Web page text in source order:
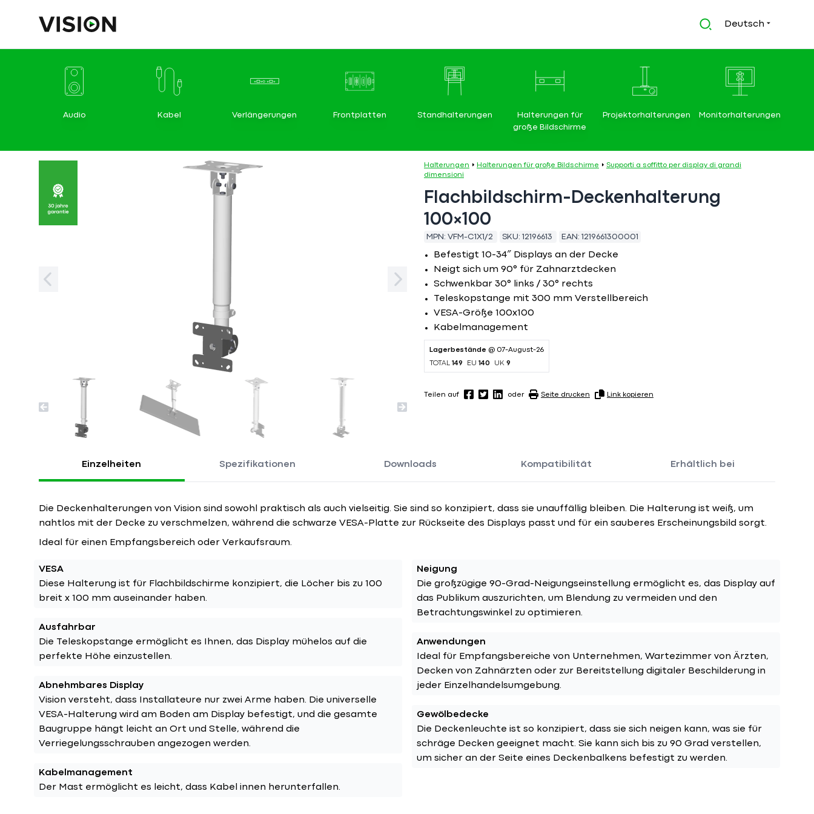
Deutsch
Audio Kabel Verlängerungen Frontplatten Standhalterungen
Halterungen für
große Bildschirme
Projektorhalterungen Monitorhalterungen
Halterungen Halterungen für große Bildschirme
Supporti a soffitto per display di grandi
dimensioni
Flachbildschirm-Deckenhalterung
100×100
MPN: VFM-C1X1/2 SKU: 12196613 EAN: 1219661300001
Befestigt 10-34″ Displays an der Decke
Neigt sich um 90° für Zahnarztdecken
Schwenkbar 30° links / 30° rechts
Teleskopstange mit 300 mm Verstellbereich
VESA-Größe 100x100
Kabelmanagement
Lagerbestände @ 07-August-26
TOTAL 149 EU 140 UK 9
Teilen auf oder Seite drucken Link kopieren
Einzelheiten Spezifikationen Downloads Kompatibilität Erhältlich bei
Die Deckenhalterungen von Vision sind sowohl praktisch als auch vielseitig. Sie sind so konzipiert, dass sie unauffällig bleiben. Die Halterung ist weiß, um
nahtlos mit der Decke zu verschmelzen, während die schwarze VESA-Platte zur Rückseite des Displays passt und für ein sauberes Erscheinungsbild sorgt.
Ideal für einen Empfangsbereich oder Verkaufsraum.
VESA
Diese Halterung ist für Flachbildschirme konzipiert, die Löcher bis zu 100
breit x 100 mm auseinander haben.
Ausfahrbar
Die Teleskopstange ermöglicht es Ihnen, das Display mühelos auf die
perfekte Höhe einzustellen.
Abnehmbares Display
Vision versteht, dass Installateure nur zwei Arme haben. Die universelle
VESA-Halterung wird am Boden am Display befestigt, und die gesamte
Baugruppe hängt leicht an Ort und Stelle, während die
Verriegelungsschrauben angezogen werden.
Kabelmanagement
Der Mast ermöglicht es leicht, dass Kabel innen herunterfallen.
Neigung
Die großzügige 90-Grad-Neigungseinstellung ermöglicht es, das Display auf
das Publikum auszurichten, um Blendung zu vermeiden und den
Betrachtungswinkel zu optimieren.
Anwendungen
Ideal für Empfangsbereiche von Unternehmen, Wartezimmer von Ärzten,
Decken von Zahnärzten oder zur Bereitstellung digitaler Beschilderung in
jeder Einzelhandelsumgebung.
Gewölbedecke
Die Deckenleuchte ist so konzipiert, dass sie sich neigen kann, was sie für
schräge Decken geeignet macht. Sie kann sich bis zu 90 Grad verstellen,
um sicher an der Seite eines Deckenbalkens befestigt zu werden.